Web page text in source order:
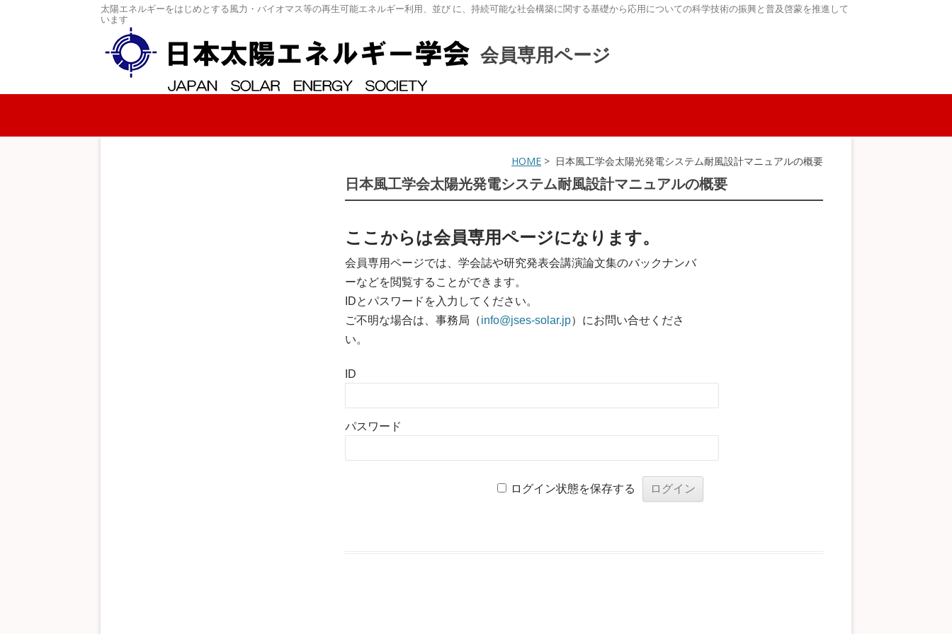
太陽エネルギーをはじめとする風力・バイオマス等の再生可能エネルギー利用、並び に、持続可能な社会構築に関する基礎から応用についての科学技術の振興と普及啓蒙を推進して
います
会員専用ページ
コンテンツへスキップ
HOME > 日本風工学会太陽光発電システム耐風設計マニュアルの概要
日本風工学会太陽光発電システム耐風設計マニュアルの概要
ここからは会員専用ページになります。
会員専用ページでは、学会誌や研究発表会講演論文集のバックナンバ
ーなどを閲覧することができます。
IDとパスワードを入力してください。
ご不明な場合は、事務局（info@jses-solar.jp）にお問い合せくださ
い。
ID
パスワード
ログイン状態を保存する